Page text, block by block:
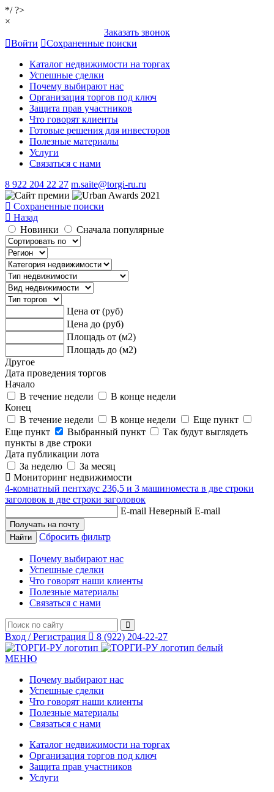
*/ ?>
×
Заказать звонок
Войти
Сохраненные поиски
Каталог недвижимости на торгах
Успешные сделки
Почему выбирают нас
Организация торгов под ключ
Защита прав участников
Что говорят клиенты
Готовые решения для инвесторов
Полезные материалы
Услуги
Связаться с нами
8 922 204 22 27 m.saite@torgi-ru.ru
Сохраненные поиски
Назад
Новинки
Сначала популярные
Цена от (руб)
Цена до (руб)
Площадь от (м2)
Площадь до (м2)
Другое
Дата проведения торгов
Начало
В течение недели
В конце недели
Конец
В течение недели
В конце недели
Еще пункт
Еще пункт
Выбранный пункт
Так будут выглядеть
пункты в две строки
Дата публикации лота
За неделю
За месяц
Мониторинг недвижимости
4-комнатный пентхаус 236,5 и 3 машиноместа в две строки
заголовок в две строки заголовок
E-mail Неверный E-mail
Сбросить фильтр
Почему выбирают нас
Успешные сделки
Что говорят наши клиенты
Полезные материалы
Связаться с нами
Вход / Регистрация 8 (922) 204-22-27
МЕНЮ
Почему выбирают нас
Успешные сделки
Что говорят наши клиенты
Полезные материалы
Связаться с нами
Каталог недвижимости на торгах
Организация торгов под ключ
Защита прав участников
Услуги